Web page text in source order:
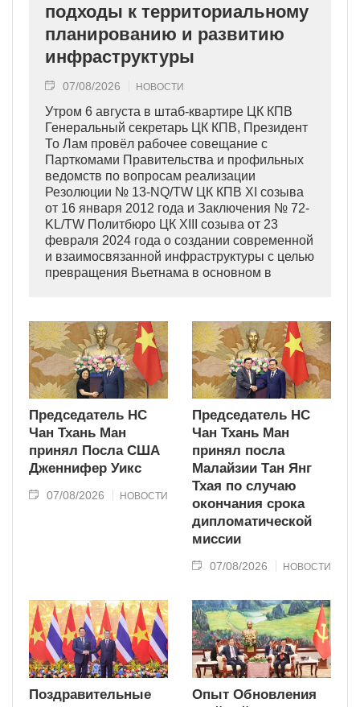
подходы к территориальному
планированию и развитию
инфраструктуры
07/08/2026 НОВОСТИ
Утром 6 августа в штаб-квартире ЦК КПВ
Генеральный секретарь ЦК КПВ, Президент
То Лам провёл рабочее совещание с
Парткомами Правительства и профильных
ведомств по вопросам реализации
Резолюции № 13-NQ/TW ЦК КПВ XI созыва
от 16 января 2012 года и Заключения № 72-
KL/TW Политбюро ЦК XIII созыва от 23
февраля 2024 года о создании современной
и взаимосвязанной инфраструктуры с целью
превращения Вьетнама в основном в
Председатель НС
Чан Тхань Ман
принял Посла США
Дженнифер Уикс
07/08/2026 НОВОСТИ
Председатель НС
Чан Тхань Ман
принял посла
Малайзии Тан Янг
Тхая по случаю
окончания срока
дипломатической
миссии
07/08/2026 НОВОСТИ
Поздравительные
Опыт Обновления